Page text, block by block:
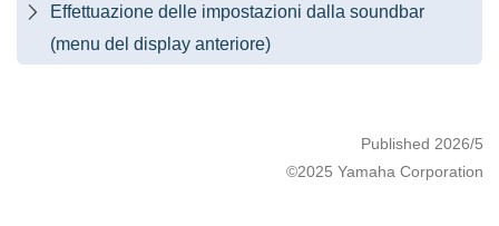

Effettuazione delle impostazioni dalla soundbar
(menu del display anteriore)
Published 2026/5
©2025 Yamaha Corporation